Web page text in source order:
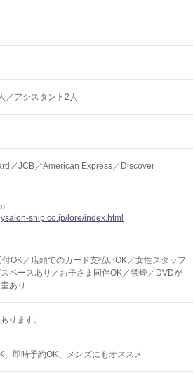
／アシスタント2人
／JCB／American Express／Discover
snip.co.jp/lore/index.html
OK／店頭でのカード支払いOK／女性スタッフ
ペースあり／お子さま同伴OK／禁煙／DVDが
あり
ります。
即時予約OK メンズにもオススメ